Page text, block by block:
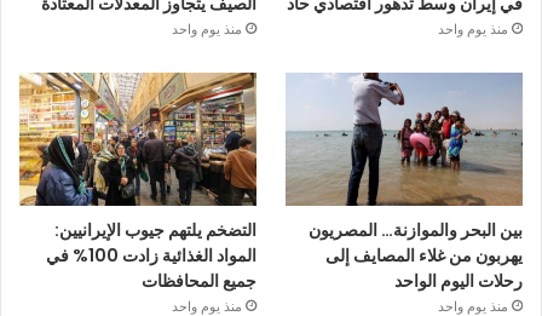
منذ يوم واحد منذ يوم واحد
بين البحر والموازنة… المصريون
يهربون من غلاء المصايف إلى
رحلات اليوم الواحد
منذ يوم واحد
التضخم يلتهم جيوب الإيرانيين:
المواد الغذائية زادت 100% في
جميع المحافظات
منذ يوم واحد